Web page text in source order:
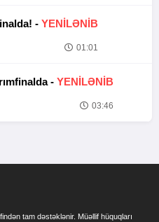
- YENİLƏNİB
01:01
- YENİLƏNİB
03:46
tam dəstəklənir. Müəllif hüquqları